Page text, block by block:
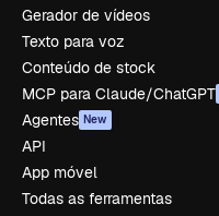
Gerador de vídeos
Texto para voz
Conteúdo de stock
MCP para Claude/ChatGPT
Agentes New
API
App móvel
Todas as ferramentas